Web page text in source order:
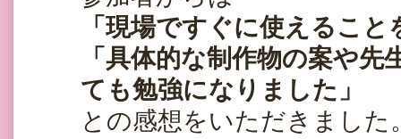
「現場ですぐに使えるこ
「具体的な制作物の案や
ても勉強になりました」
との感想をいただきました